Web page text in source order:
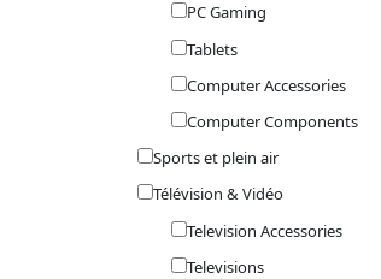
PC Gaming
Tablets
Computer Accessories
Computer Components
Sports et plein air
Télévision & Vidéo
Television Accessories
Televisions